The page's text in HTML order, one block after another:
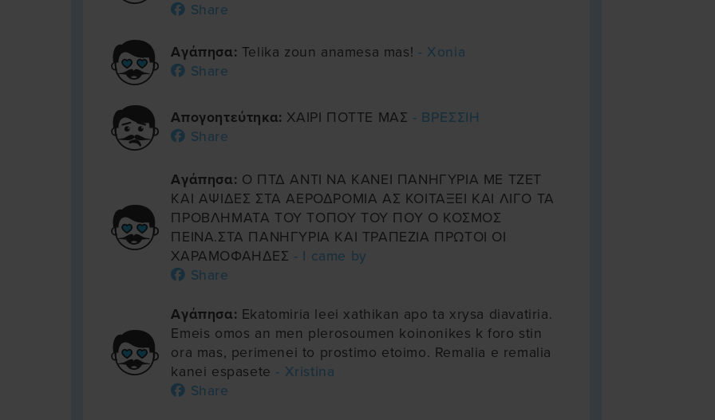
Share
Αγάπησα: Telika zoun anamesa mas! - Xonia
Share
Απογοητεύτηκα: ΧΑΙΡΙ ΠΟΤΤΕ ΜΑΣ - ΒΡΕΣΣΙΗ
Share
Αγάπησα: Ο ΠΤΔ ΑΝΤΙ ΝΑ ΚΑΝΕΙ ΠΑΝΗΓΥΡΙΑ ΜΕ ΤΖΕΤ
ΚΑΙ ΑΨΙΔΕΣ ΣΤΑ ΑΕΡΟΔΡΟΜΙΑ ΑΣ ΚΟΙΤΑΞΕΙ ΚΑΙ ΛΙΓΟ ΤΑ
ΠΡΟΒΛΗΜΑΤΑ ΤΟΥ ΤΟΠΟΥ ΤΟΥ ΠΟΥ Ο ΚΟΣΜΟΣ
ΠΕΙΝΑ.ΣΤΑ ΠΑΝΗΓΥΡΙΑ ΚΑΙ ΤΡΑΠΕΖΙΑ ΠΡΩΤΟΙ ΟΙ
ΧΑΡΑΜΟΦΑΗΔΕΣ - I came by
Share
Αγάπησα: Ekatomiria leei xathikan apo ta xrysa diavatiria.
Emeis omos an men plerosoumen koinonikes k foro stin
ora mas, perimenei to prostimo etoimo. Remalia e remalia
kanei espasete - Xristina
Share